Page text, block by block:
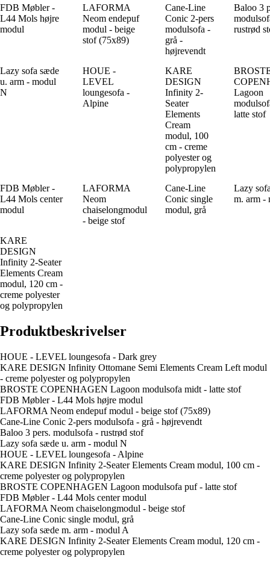
FDB Møbler -
L44 Mols højre
modul
LAFORMA
Neom endepuf
modul - beige
stof (75x89)
Cane-Line
Conic 2-pers
modulsofa -
grå -
højrevendt
Baloo 3
rustrød
Lazy sofa sæde
u. arm - modul
N
HOUE -
LEVEL
loungesofa -
Alpine
KARE
DESIGN
Infinity 2-
Seater
Elements
Cream
modul, 100
cm - creme
polyester og
polypropylen
Lagoon
latte stof
FDB Møbler -
L44 Mols center
modul
LAFORMA
Neom
chaiselongmodul
- beige stof
Cane-Line
Conic single
modul, grå
Lazy
m. arm -
KARE
DESIGN
Infinity 2-Seater
Elements Cream
modul, 120 cm -
creme polyester
og polypropylen
Produktbeskrivelser
HOUE - LEVEL loungesofa - Dark grey
KARE DESIGN Infinity Ottomane Semi Elements Cream Left modul
- creme polyester og polypropylen
BROSTE COPENHAGEN Lagoon modulsofa midt - latte stof
FDB Møbler - L44 Mols højre modul
LAFORMA Neom endepuf modul - beige stof (75x89)
Cane-Line Conic 2-pers modulsofa - grå - højrevendt
Baloo 3 pers. modulsofa - rustrød stof
Lazy sofa sæde u. arm - modul N
HOUE - LEVEL loungesofa - Alpine
KARE DESIGN Infinity 2-Seater Elements Cream modul, 100 cm -
creme polyester og polypropylen
BROSTE COPENHAGEN Lagoon modulsofa puf - latte stof
FDB Møbler - L44 Mols center modul
LAFORMA Neom chaiselongmodul - beige stof
Cane-Line Conic single modul, grå
Lazy sofa sæde m. arm - modul A
KARE DESIGN Infinity 2-Seater Elements Cream modul, 120 cm -
creme polyester og polypropylen